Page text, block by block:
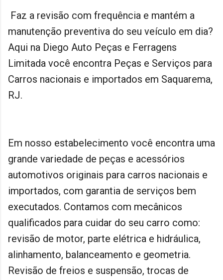
Faz a revisão com frequência e mantém a
manutenção preventiva do seu veículo em dia?
Aqui na Diego Auto Peças e Ferragens
Limitada você encontra Peças e Serviços para
Carros nacionais e importados em Saquarema,
RJ.
Em nosso estabelecimento você encontra uma
grande variedade de peças e acessórios
automotivos originais para carros nacionais e
importados, com garantia de serviços bem
executados. Contamos com mecânicos
qualificados para cuidar do seu carro como:
revisão de motor, parte elétrica e hidráulica,
alinhamento, balanceamento e geometria.
Revisão de freios e suspensão, trocas de